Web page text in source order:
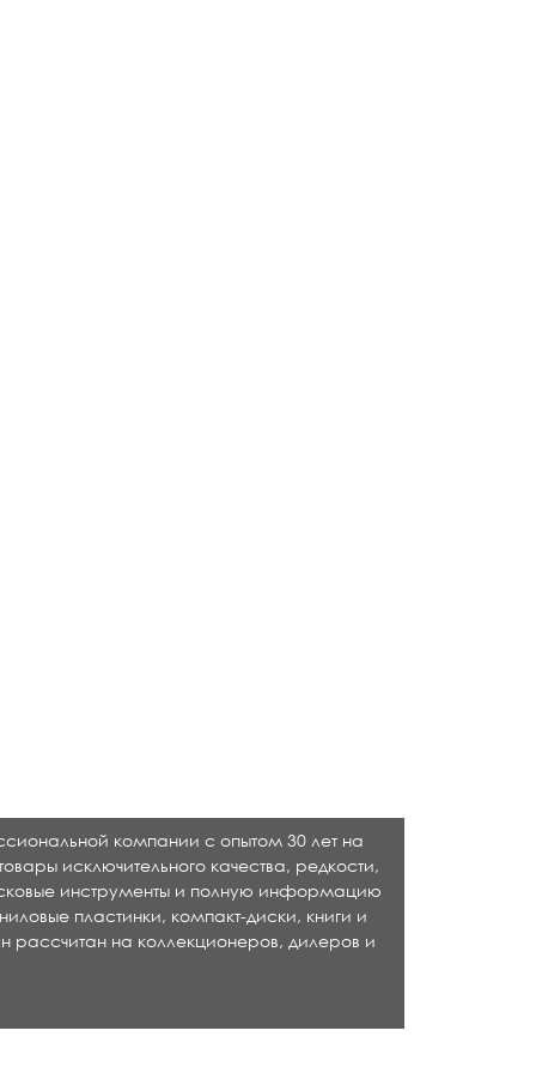
компании с опытом 30 лет на
исключительного качества, редкости,
инструменты и полную информацию
пластинки, компакт-диски, книги и
рассчитан на коллекционеров, дилеров и